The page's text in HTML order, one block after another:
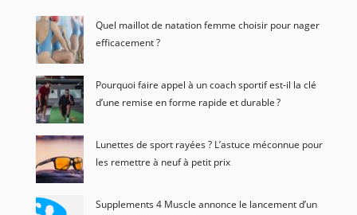
Quel maillot de natation femme choisir pour nager
efficacement ?
Pourquoi faire appel à un coach sportif est-il la clé
d’une remise en forme rapide et durable ?
Lunettes de sport rayées ? L’astuce méconnue pour
les remettre à neuf à petit prix
Supplements 4 Muscle annonce le lancement d’un